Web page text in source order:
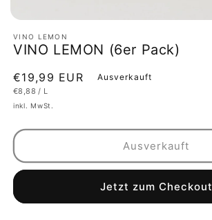
featured
in
Modal
VINO LEMON
VINO LEMON (6er Pack)
Normaler
Preis
€19,99 EUR
GRUNDPREIS
€8,88 / PRO
L
Ausverkauft
inkl. MwSt.
Ausverkauft
Jetzt zum Checkout